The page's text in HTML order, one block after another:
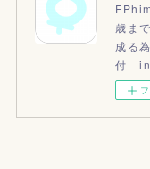
歳ま
成る
付